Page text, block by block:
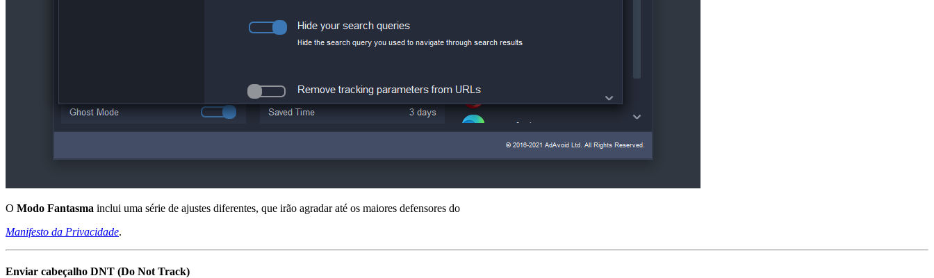
O Modo Fantasma inclui uma série de ajustes diferentes, que irão agradar até os maiores defensores do
Manifesto da Privacidade.
Enviar cabeçalho DNT (Do Not Track)